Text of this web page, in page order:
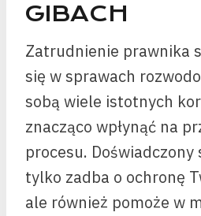
GIBACH
Zatrudnienie prawnika
się w sprawach
sobą wiele istotnych
znacząco wpłynąć na
procesu.
tylko zadba o ochronę
ale również pomoże w